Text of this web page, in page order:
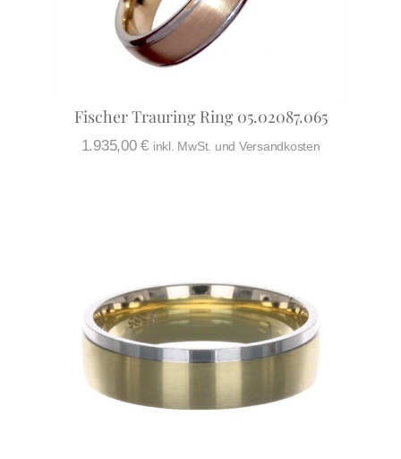
Fischer Trauring Ring 05.02087.065
1.935,00€ inkl. MwSt. und Versandkosten